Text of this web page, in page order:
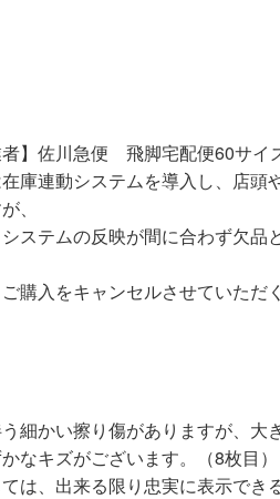
者】佐川急便 飛脚宅配便60サイ
在庫連動システムを導入し、店
、
ステムの反映が間に合わず欠品
購入をキャンセルさせていただ
細かい擦り傷がありますが、大
なキズがございます。（8枚目）
ては、出来る限り忠実に表示でき